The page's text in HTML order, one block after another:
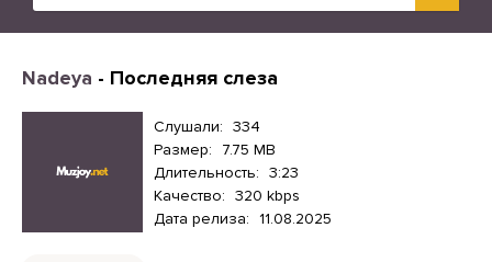
Nadeya - Последняя слеза
Слушали: 334
Размер:
7.75 MB
Длительность: 3:23
Качество: 320 kbps
Дата релиза: 11.08.2025